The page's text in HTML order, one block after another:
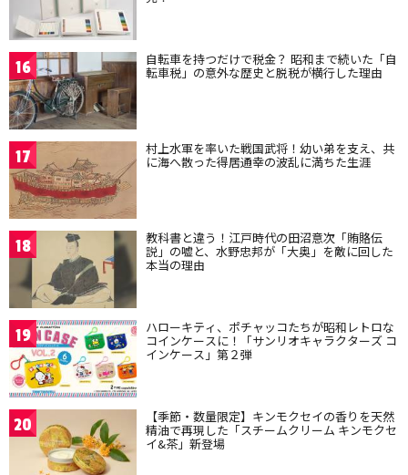
16 自転車を持つだけで税金？ 昭和まで続いた「自
転車税」の意外な歴史と脱税が横行した理由
17 村上水軍を率いた戦国武将！幼い弟を支え、共
に海へ散った得居通幸の波乱に満ちた生涯
18 教科書と違う！江戸時代の田沼意次「賄賂伝
説」の嘘と、水野忠邦が「大奥」を敵に回した
本当の理由
19 ハローキティ、ポチャッコたちが昭和レトロな
コインケースに！「サンリオキャラクターズ コ
インケース」第２弾
20 【季節・数量限定】キンモクセイの香りを天然
精油で再現した「スチームクリーム キンモクセ
イ&茶」新登場